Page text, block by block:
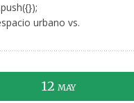
urbano vs.
12 MAY